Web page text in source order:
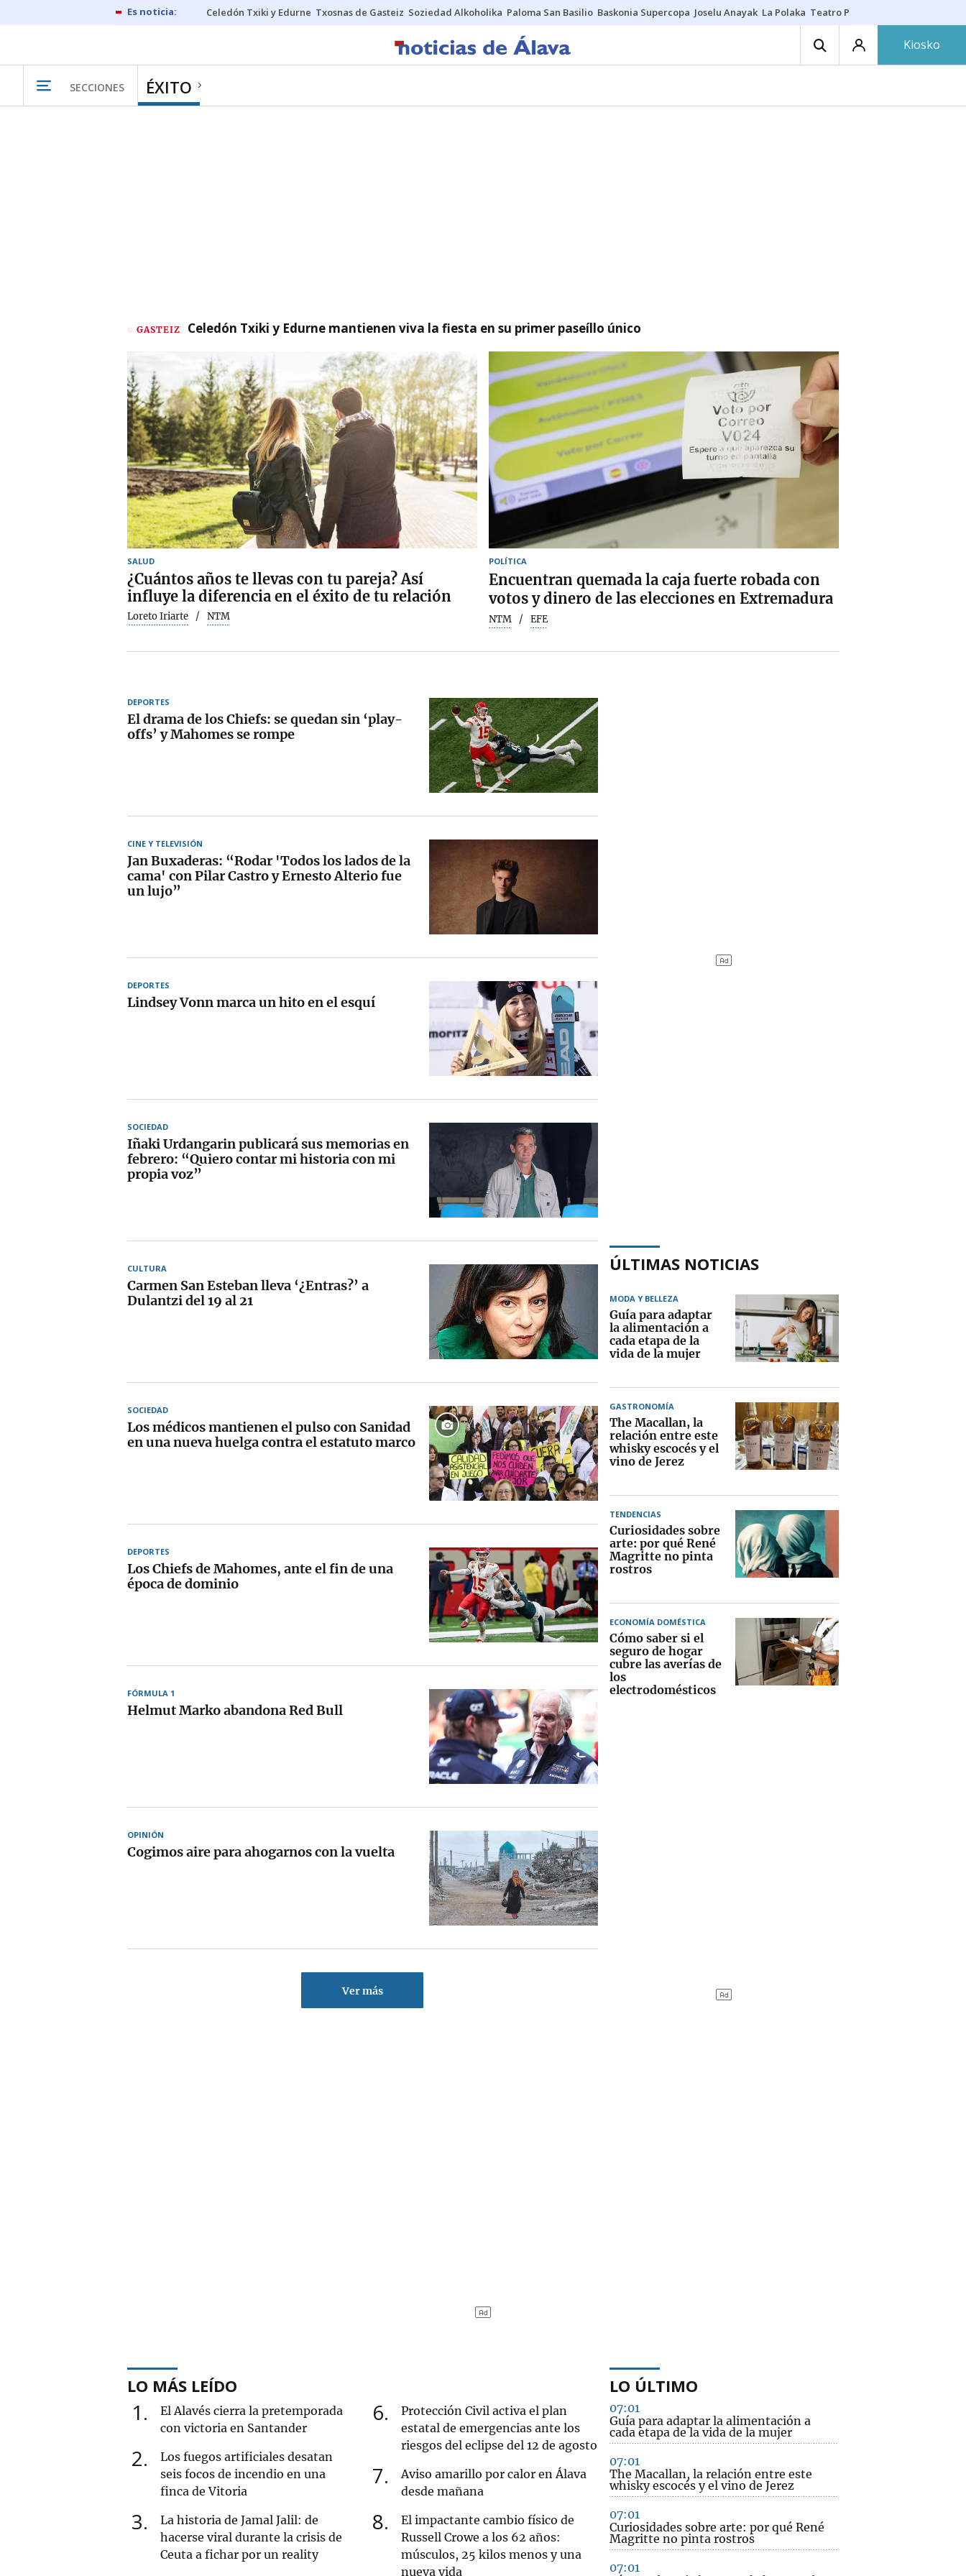
Celedón Txiki y Edurne Txosnas de Gasteiz Soziedad Alkoholika Paloma San Basilio Baskonia Supercopa Joselu Anayak La Polaka Teatro Principal
Kiosko
SECCIONES ÉXITO
GASTEIZ Celedón Txiki y Edurne mantienen viva la fiesta en su primer paseíllo único
SALUD
¿Cuántos años te llevas con tu pareja? Así
influye la diferencia en el éxito de tu relación
Loreto Iriarte NTM
POLÍTICA
Encuentran quemada la caja fuerte robada con
votos y dinero de las elecciones en Extremadura
NTM EFE
DEPORTES
El drama de los Chiefs: se quedan sin ‘play-
offs’ y Mahomes se rompe
CINE Y TELEVISIÓN
Jan Buxaderas: “Rodar 'Todos los lados de la
cama' con Pilar Castro y Ernesto Alterio fue
un lujo”
DEPORTES
Lindsey Vonn marca un hito en el esquí
SOCIEDAD
Iñaki Urdangarin publicará sus memorias en
febrero: “Quiero contar mi historia con mi
propia voz”
CULTURA
Carmen San Esteban lleva ‘¿Entras?’ a
Dulantzi del 19 al 21
SOCIEDAD
Los médicos mantienen el pulso con Sanidad
en una nueva huelga contra el estatuto marco
DEPORTES
Los Chiefs de Mahomes, ante el fin de una
época de dominio
FÓRMULA 1
Helmut Marko abandona Red Bull
OPINIÓN
Cogimos aire para ahogarnos con la vuelta
Ver más
ÚLTIMAS NOTICIAS
MODA Y BELLEZA
Guía para adaptar
la alimentación a
cada etapa de la
vida de la mujer
GASTRONOMÍA
The Macallan, la
relación entre este
whisky escocés y el
vino de Jerez
TENDENCIAS
Curiosidades sobre
arte: por qué René
Magritte no pinta
rostros
ECONOMÍA DOMÉSTICA
Cómo saber si el
seguro de hogar
cubre las averías de
los
electrodomésticos
LO MÁS LEÍDO
1
El Alavés cierra la pretemporada
con victoria en Santander
2
Los fuegos artificiales desatan
seis focos de incendio en una
finca de Vitoria
3
La historia de Jamal Jalil: de
hacerse viral durante la crisis de
Ceuta a fichar por un reality
6
Protección Civil activa el plan
estatal de emergencias ante los
riesgos del eclipse del 12 de agosto
7
Aviso amarillo por calor en Álava
desde mañana
8
El impactante cambio físico de
Russell Crowe a los 62 años:
músculos, 25 kilos menos y una
nueva vida
LO ÚLTIMO
07:01
Guía para adaptar la alimentación a
cada etapa de la vida de la mujer
07:01
The Macallan, la relación entre este
whisky escocés y el vino de Jerez
07:01
Curiosidades sobre arte: por qué René
Magritte no pinta rostros
07:01